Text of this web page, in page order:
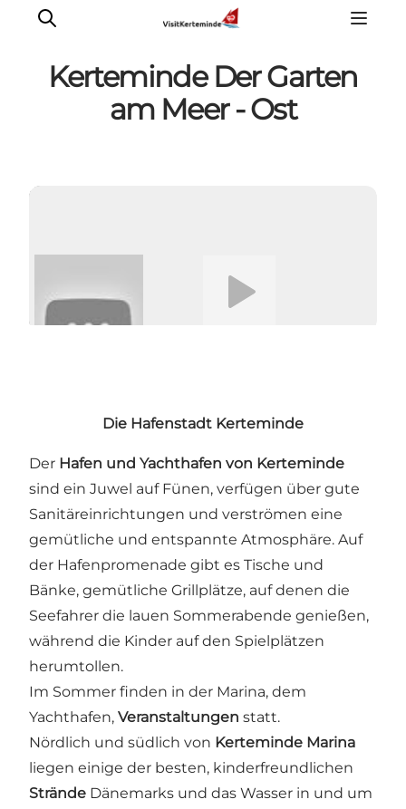
Reiseplanung
Kerteminde Der Garten
am Meer - Ost
Die Hafenstadt Kerteminde
Der Hafen und Yachthafen von Kerteminde
sind ein Juwel auf Fünen, verfügen über gute
Sanitäreinrichtungen und verströmen eine
gemütliche und entspannte Atmosphäre. Auf
der Hafenpromenade gibt es Tische und
Bänke, gemütliche Grillplätze, auf denen die
Seefahrer die lauen Sommerabende genießen,
während die Kinder auf den Spielplätzen
herumtollen.
Im Sommer finden in der Marina, dem
Yachthafen, Veranstaltungen statt.
Nördlich und südlich von Kerteminde Marina
liegen einige der besten, kinderfreundlichen
Strände Dänemarks und das Wasser in und um